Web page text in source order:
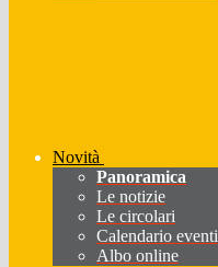
Novità
Panoramica
Le notizie
Le circolari
Calendario eventi
Albo online